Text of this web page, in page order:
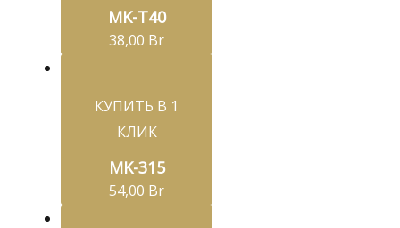
MK-T40
38,00 Br
КУПИТЬ В 1
КЛИК
MK-315
54,00 Br